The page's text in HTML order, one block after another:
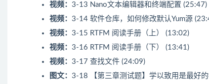
视频： 3-13 Nano文本编辑器和终端配置 (25:47)
视频： 3-14 软件仓库，如何修改默认Yum源
视频： 3-15 RTFM 阅读手册（上） (13:02)
视频： 3-16 RTFM 阅读手册（下） (13:41)
视频： 3-17 查找文件 (24:09)
图文： 3-18 【第三章测试题】学以致用是最好